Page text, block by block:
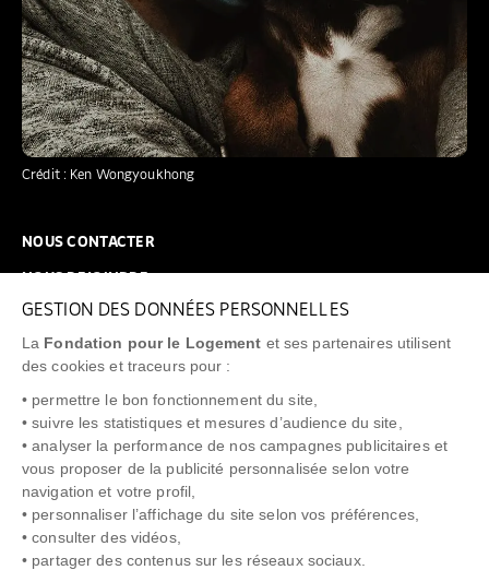
GESTION DES DONNÉES PERSONNELLES
La Fondation pour le Logement et ses partenaires utilisent
des cookies et traceurs pour :
• permettre le bon fonctionnement du site,
• suivre les statistiques et mesures d’audience du site,
• analyser la performance de nos campagnes publicitaires et
vous proposer de la publicité personnalisée selon votre
navigation et votre profil,
• personnaliser l’affichage du site selon vos préférences,
• consulter des vidéos,
• partager des contenus sur les réseaux sociaux.
Crédit : Ken Wongyoukhong
NOUS CONTACTER
FAQ
NEWSLETTER
"Allô Prévention Expulsion" 0805 299 049